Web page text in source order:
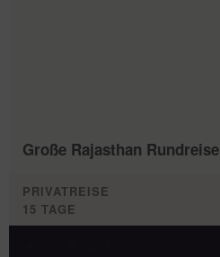
Große Rajasthan Rundreise
PRIVATREISE
15 TAGE